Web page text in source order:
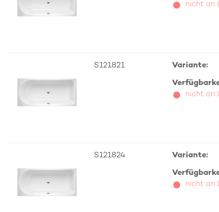
nicht an
S121821 Variante:
nicht an
S121824 Variante:
nicht an